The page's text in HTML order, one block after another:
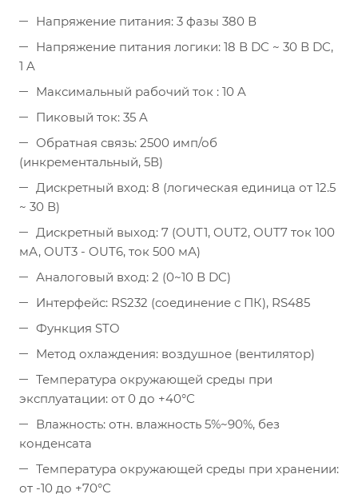
Напряжение питания: 3 фазы 380 В
Напряжение питания логики: 18 В DC ~ 30 В DC,
1 A
Максимальный рабочий ток : 10 A
Пиковый ток: 35 A
Обратная связь: 2500 имп/об
(инкрементальный, 5В)
Дискретный вход: 8 (логическая единица от 12.5
~ 30 В)
Дискретный выход: 7 (OUT1, OUT2, OUT7 ток 100
мА, OUT3 - OUT6, ток 500 мА)
Аналоговый вход: 2 (0~10 В DC)
Интерфейс: RS232 (соединение с ПК), RS485
Функция STO
Метод охлаждения: воздушное (вентилятор)
Температура окружающей среды при
эксплуатации: от 0 до +40°С
Влажность: отн. влажность 5%~90%, без
конденсата
Температура окружающей среды при хранении:
от -10 до +70°С